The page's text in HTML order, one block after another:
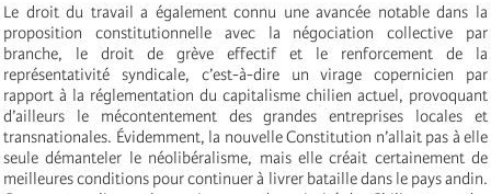
Le droit du travail a également connu une avancée notable dans la
proposition constitutionnelle avec la négociation collective par
branche, le droit de grève effectif et le renforcement de la
représentativité syndicale, c’est-à-dire un virage copernicien par
rapport à la réglementation du capitalisme chilien actuel, provoquant
d’ailleurs le mécontentement des grandes entreprises locales et
transnationales. Évidemment, la nouvelle Constitution n’allait pas à elle
seule démanteler le néolibéralisme, mais elle créait certainement de
meilleures conditions pour continuer à livrer bataille dans le pays andin.